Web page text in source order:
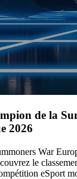
de la
2026
War
le
eSport